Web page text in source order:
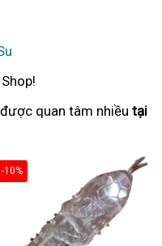
quan tâm nhiều tại
-10%